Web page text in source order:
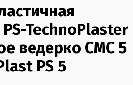
TechnoPlaster
ведерко CMC 5
PS 5